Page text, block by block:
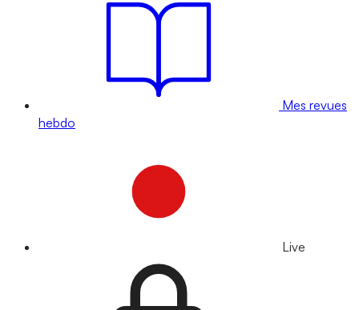
Mes revues
hebdo
Live